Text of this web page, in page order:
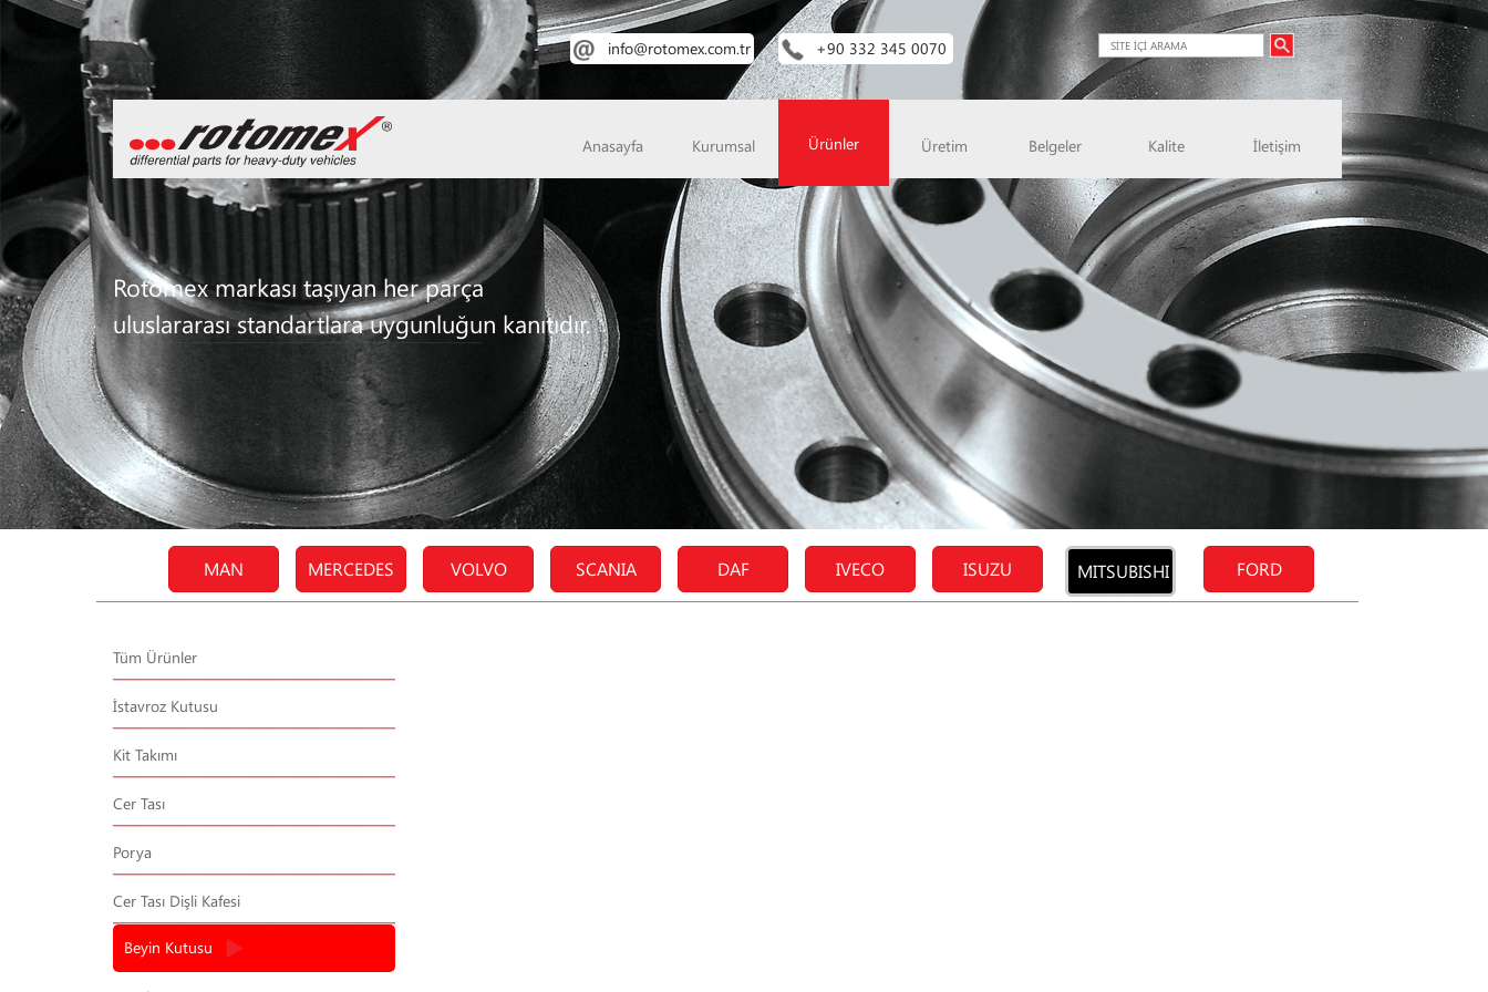
info@rotomex.com.tr +90 332 345 0070
Anasayfa Kurumsal Ürünler Üretim Belgeler Kalite İletişim
Rotomex markası taşıyan her parça
uluslararası standartlara uygunluğun kanıtıdır.
MAN MERCEDES VOLVO SCANIA DAF IVECO ISUZU MITSUBISHI FORD
Tüm Ürünler
İstavroz Kutusu
Kit Takımı
Cer Tası
Porya
Cer Tası Dişli Kafesi
Beyin Kutusu